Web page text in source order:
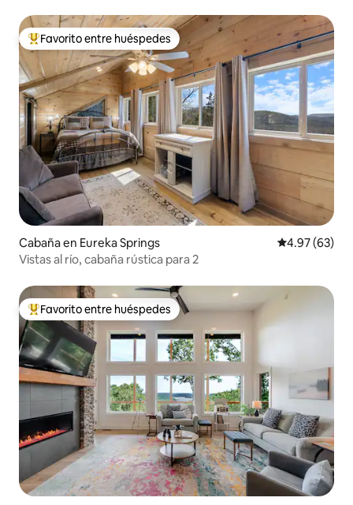
De los mejores en Favorito entre huéspedes
Favorito entre huéspedes
Cabaña en Eureka Springs Calificación
4.97 (63)
Vistas al río, cabaña rústica para 2
De los mejores en Favorito entre huéspedes
Favorito entre huéspedes